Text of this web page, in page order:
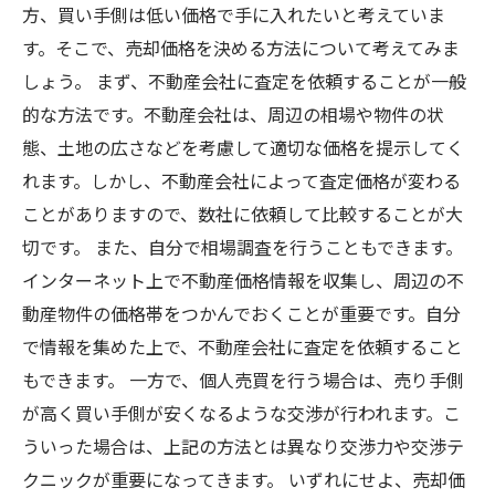
方、買い手側は低い価格で手に入れたいと考えていま
す。そこで、売却価格を決める方法について考えてみま
しょう。 まず、不動産会社に査定を依頼することが一般
的な方法です。不動産会社は、周辺の相場や物件の状
態、土地の広さなどを考慮して適切な価格を提示してく
れます。しかし、不動産会社によって査定価格が変わる
ことがありますので、数社に依頼して比較することが大
切です。 また、自分で相場調査を行うこともできます。
インターネット上で不動産価格情報を収集し、周辺の不
動産物件の価格帯をつかんでおくことが重要です。自分
で情報を集めた上で、不動産会社に査定を依頼すること
もできます。 一方で、個人売買を行う場合は、売り手側
が高く買い手側が安くなるような交渉が行われます。こ
ういった場合は、上記の方法とは異なり交渉力や交渉テ
クニックが重要になってきます。 いずれにせよ、売却価